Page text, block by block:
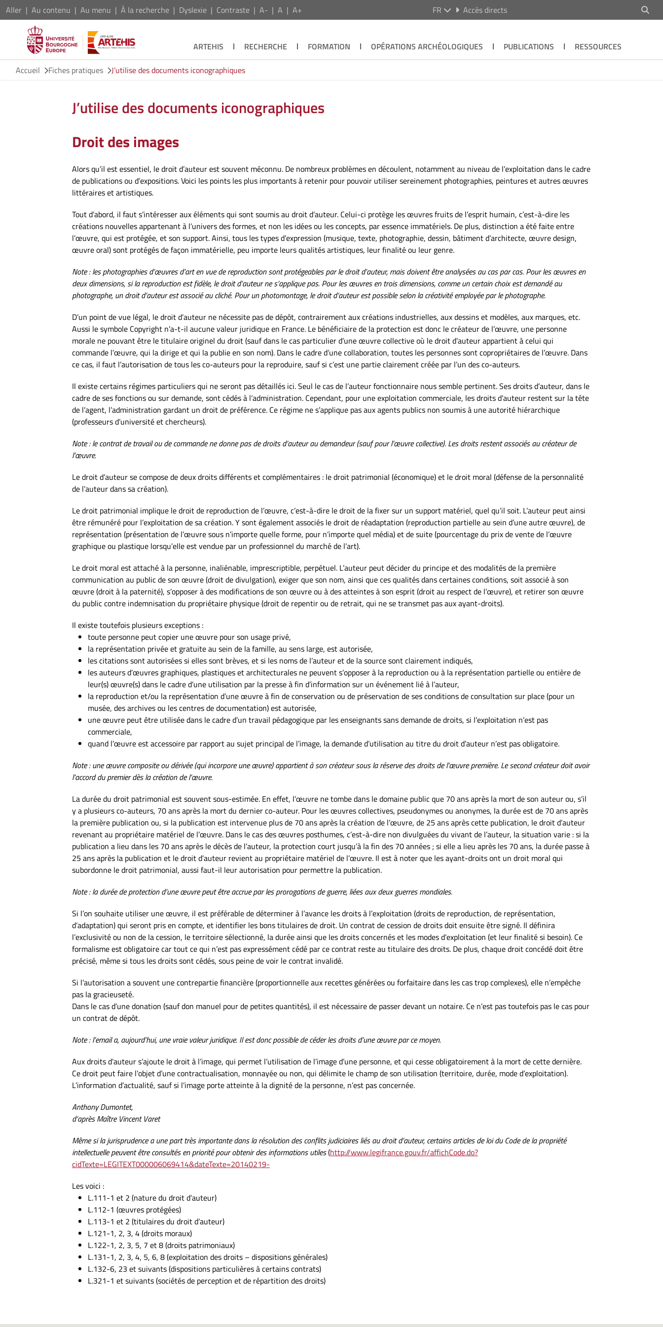
Aller Au contenu Au menu À la recherche Dyslexie Contraste A- A A+ FR Accès directs
ARTEHIS RECHERCHE FORMATION OPÉRATIONS ARCHÉOLOGIQUES PUBLICATIONS
RESSOURCES
Accueil
Fiches pratiques J’utilise des documents iconographiques
J’utilise des documents iconographiques
Droit des images
Alors qu’il est essentiel, le droit d’auteur est souvent méconnu. De nombreux problèmes en découlent, notamment au niveau de l’exploitation dans le cadre
de publications ou d’expositions. Voici les points les plus importants à retenir pour pouvoir utiliser sereinement photographies, peintures et autres œuvres
littéraires et artistiques.
Tout d’abord, il faut s’intéresser aux éléments qui sont soumis au droit d’auteur. Celui-ci protège les œuvres fruits de l’esprit humain, c’est-à-dire les
créations nouvelles appartenant à l’univers des formes, et non les idées ou les concepts, par essence immatériels. De plus, distinction a été faite entre
l’œuvre, qui est protégée, et son support. Ainsi, tous les types d’expression (musique, texte, photographie, dessin, bâtiment d’architecte, œuvre design,
œuvre oral) sont protégés de façon immatérielle, peu importe leurs qualités artistiques, leur finalité ou leur genre.
Note : les photographies d’œuvres d’art en vue de reproduction sont protégeables par le droit d’auteur, mais doivent être analysées au cas par cas. Pour les œuvres en
deux dimensions, si la reproduction est fidèle, le droit d’auteur ne s’applique pas. Pour les œuvres en trois dimensions, comme un certain choix est demandé au
photographe, un droit d’auteur est associé au cliché. Pour un photomontage, le droit d’auteur est possible selon la créativité employée par le photographe.
D’un point de vue légal, le droit d’auteur ne nécessite pas de dépôt, contrairement aux créations industrielles, aux dessins et modèles, aux marques, etc.
Aussi le symbole Copyright n’a-t-il aucune valeur juridique en France. Le bénéficiaire de la protection est donc le créateur de l’œuvre, une personne
morale ne pouvant être le titulaire originel du droit (sauf dans le cas particulier d’une œuvre collective où le droit d’auteur appartient à celui qui
commande l’œuvre, qui la dirige et qui la publie en son nom). Dans le cadre d’une collaboration, toutes les personnes sont copropriétaires de l’œuvre. Dans
ce cas, il faut l’autorisation de tous les co-auteurs pour la reproduire, sauf si c’est une partie clairement créée par l’un des co-auteurs.
Il existe certains régimes particuliers qui ne seront pas détaillés ici. Seul le cas de l’auteur fonctionnaire nous semble pertinent. Ses droits d’auteur, dans le
cadre de ses fonctions ou sur demande, sont cédés à l’administration. Cependant, pour une exploitation commerciale, les droits d’auteur restent sur la tête
de l’agent, l’administration gardant un droit de préférence. Ce régime ne s’applique pas aux agents publics non soumis à une autorité hiérarchique
(professeurs d’université et chercheurs).
Note : le contrat de travail ou de commande ne donne pas de droits d’auteur au demandeur (sauf pour l’œuvre collective). Les droits restent associés au créateur de
l’œuvre.
Le droit d’auteur se compose de deux droits différents et complémentaires : le droit patrimonial (économique) et le droit moral (défense de la personnalité
de l’auteur dans sa création).
Le droit patrimonial implique le droit de reproduction de l’œuvre, c’est-à-dire le droit de la fixer sur un support matériel, quel qu’il soit. L’auteur peut ainsi
être rémunéré pour l’exploitation de sa création. Y sont également associés le droit de réadaptation (reproduction partielle au sein d’une autre œuvre), de
représentation (présentation de l’œuvre sous n’importe quelle forme, pour n’importe quel média) et de suite (pourcentage du prix de vente de l’œuvre
graphique ou plastique lorsqu’elle est vendue par un professionnel du marché de l’art).
Le droit moral est attaché à la personne, inaliénable, imprescriptible, perpétuel. L’auteur peut décider du principe et des modalités de la première
communication au public de son œuvre (droit de divulgation), exiger que son nom, ainsi que ces qualités dans certaines conditions, soit associé à son
œuvre (droit à la paternité), s’opposer à des modifications de son œuvre ou à des atteintes à son esprit (droit au respect de l’œuvre), et retirer son œuvre
du public contre indemnisation du propriétaire physique (droit de repentir ou de retrait, qui ne se transmet pas aux ayant-droits).
Il existe toutefois plusieurs exceptions :
toute personne peut copier une œuvre pour son usage privé,
la représentation privée et gratuite au sein de la famille, au sens large, est autorisée,
les citations sont autorisées si elles sont brèves, et si les noms de l’auteur et de la source sont clairement indiqués,
les auteurs d’œuvres graphiques, plastiques et architecturales ne peuvent s’opposer à la reproduction ou à la représentation partielle ou entière de
leur(s) œuvre(s) dans le cadre d’une utilisation par la presse à fin d’information sur un événement lié à l’auteur,
la reproduction et/ou la représentation d’une œuvre à fin de conservation ou de préservation de ses conditions de consultation sur place (pour un
musée, des archives ou les centres de documentation) est autorisée,
une œuvre peut être utilisée dans le cadre d’un travail pédagogique par les enseignants sans demande de droits, si l’exploitation n’est pas
commerciale,
quand l’œuvre est accessoire par rapport au sujet principal de l’image, la demande d’utilisation au titre du droit d’auteur n’est pas obligatoire.
Note : une œuvre composite ou dérivée (qui incorpore une œuvre) appartient à son créateur sous la réserve des droits de l’œuvre première. Le second créateur doit avoir
l’accord du premier dès la création de l’œuvre.
La durée du droit patrimonial est souvent sous-estimée. En effet, l’œuvre ne tombe dans le domaine public que 70 ans après la mort de son auteur ou, s’il
y a plusieurs co-auteurs, 70 ans après la mort du dernier co-auteur. Pour les œuvres collectives, pseudonymes ou anonymes, la durée est de 70 ans après
la première publication ou, si la publication est intervenue plus de 70 ans après la création de l’œuvre, de 25 ans après cette publication, le droit d’auteur
revenant au propriétaire matériel de l’œuvre. Dans le cas des œuvres posthumes, c’est-à-dire non divulguées du vivant de l’auteur, la situation varie : si la
publication a lieu dans les 70 ans après le décès de l’auteur, la protection court jusqu’à la fin des 70 années ; si elle a lieu après les 70 ans, la durée passe à
25 ans après la publication et le droit d’auteur revient au propriétaire matériel de l’œuvre. Il est à noter que les ayant-droits ont un droit moral qui
subordonne le droit patrimonial, aussi faut-il leur autorisation pour permettre la publication.
Note : la durée de protection d’une œuvre peut être accrue par les prorogations de guerre, liées aux deux guerres mondiales.
Si l’on souhaite utiliser une œuvre, il est préférable de déterminer à l’avance les droits à l’exploitation (droits de reproduction, de représentation,
d’adaptation) qui seront pris en compte, et identifier les bons titulaires de droit. Un contrat de cession de droits doit ensuite être signé. Il définira
l’exclusivité ou non de la cession, le territoire sélectionné, la durée ainsi que les droits concernés et les modes d’exploitation (et leur finalité si besoin). Ce
formalisme est obligatoire car tout ce qui n’est pas expressément cédé par ce contrat reste au titulaire des droits. De plus, chaque droit concédé doit être
précisé, même si tous les droits sont cédés, sous peine de voir le contrat invalidé.
Si l’autorisation a souvent une contrepartie financière (proportionnelle aux recettes générées ou forfaitaire dans les cas trop complexes), elle n’empêche
pas la gracieuseté.
Dans le cas d’une donation (sauf don manuel pour de petites quantités), il est nécessaire de passer devant un notaire. Ce n’est pas toutefois pas le cas pour
un contrat de dépôt.
Note : l’email a, aujourd’hui, une vraie valeur juridique. Il est donc possible de céder les droits d’une œuvre par ce moyen.
Aux droits d’auteur s’ajoute le droit à l’image, qui permet l’utilisation de l’image d’une personne, et qui cesse obligatoirement à la mort de cette dernière.
Ce droit peut faire l’objet d’une contractualisation, monnayée ou non, qui délimite le champ de son utilisation (territoire, durée, mode d’exploitation).
L’information d’actualité, sauf si l’image porte atteinte à la dignité de la personne, n’est pas concernée.
Anthony Dumontet,
d’après Maître Vincent Varet
Même si la jurisprudence a une part très importante dans la résolution des conflits judiciaires liés au droit d’auteur, certains articles de loi du Code de la propriété
intellectuelle peuvent être consultés en priorité pour obtenir des informations utiles(http://www.legifrance.gouv.fr/affichCode.do?
cidTexte=LEGITEXT000006069414&dateTexte=20140219-
Les voici :
L.111-1 et 2 (nature du droit d’auteur)
L.112-1 (œuvres protégées)
L.113-1 et 2 (titulaires du droit d’auteur)
L.121-1, 2, 3, 4 (droits moraux)
L.122-1, 2, 3, 5, 7 et 8 (droits patrimoniaux)
L.131-1, 2, 3, 4, 5, 6, 8 (exploitation des droits – dispositions générales)
L.132-6, 23 et suivants (dispositions particulières à certains contrats)
L.321-1 et suivants (sociétés de perception et de répartition des droits)